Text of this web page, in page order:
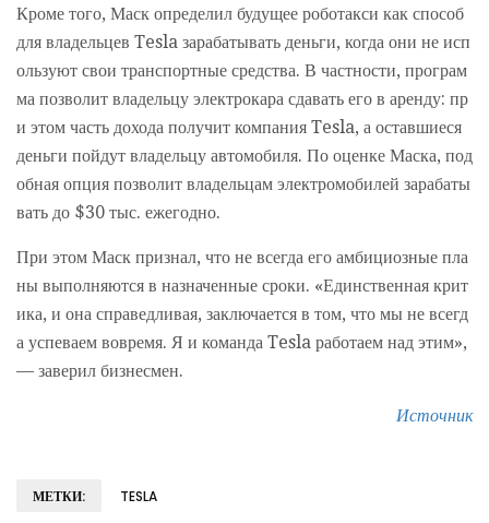
Кроме того, Маск определил будущее роботакси как способ
для владельцев Tesla зарабатывать деньги, когда они не исп
ользуют свои транспортные средства. В частности, програм
ма позволит владельцу электрокара сдавать его в аренду: пр
и этом часть дохода получит компания Tesla, а оставшиеся
деньги пойдут владельцу автомобиля. По оценке Маска, под
обная опция позволит владельцам электромобилей зарабаты
вать до $30 тыс. ежегодно.
При этом Маск признал, что не всегда его амбициозные пла
ны выполняются в назначенные сроки. «Единственная крит
ика, и она справедливая, заключается в том, что мы не всегд
а успеваем вовремя. Я и команда Tesla работаем над этим»,
— заверил бизнесмен.
Источник
МЕТКИ: TESLA